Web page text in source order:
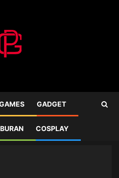
GADGET
COSPLAY
Penyihir di God of War Ragnarok